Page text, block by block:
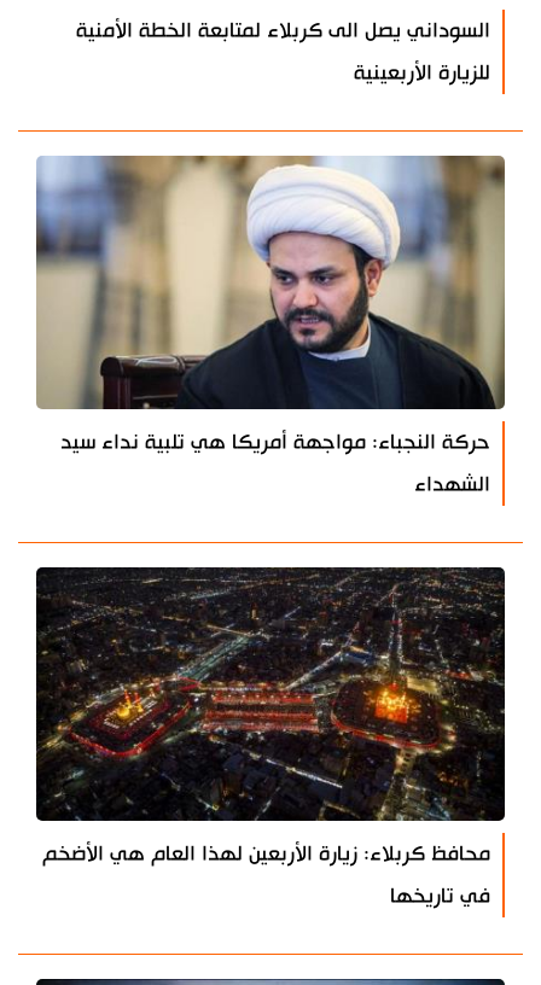
السوداني يصل الى كربلاء لمتابعة الخطة الأمنية
للزيارة الأربعينية
حركة النجباء: مواجهة أمريكا هي تلبية نداء سيد
الشهداء
محافظ كربلاء: زيارة الأربعين لهذا العام هي الأضخم
في تاريخها